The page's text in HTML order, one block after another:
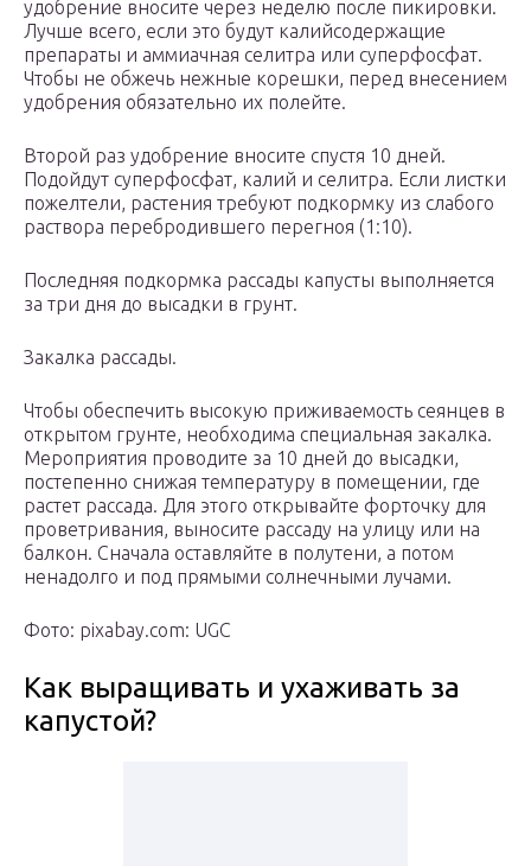
удобрение вносите через неделю после пикировки.
Лучше всего, если это будут калийсодержащие
препараты и аммиачная селитра или суперфосфат.
Чтобы не обжечь нежные корешки, перед внесением
удобрения обязательно их полейте.
Второй раз удобрение вносите спустя 10 дней.
Подойдут суперфосфат, калий и селитра. Если листки
пожелтели, растения требуют подкормку из слабого
раствора перебродившего перегноя (1:10).
Последняя подкормка рассады капусты выполняется
за три дня до высадки в грунт.
Закалка рассады.
Чтобы обеспечить высокую приживаемость сеянцев в
открытом грунте, необходима специальная закалка.
Мероприятия проводите за 10 дней до высадки,
постепенно снижая температуру в помещении, где
растет рассада. Для этого открывайте форточку для
проветривания, выносите рассаду на улицу или на
балкон. Сначала оставляйте в полутени, а потом
ненадолго и под прямыми солнечными лучами.
Фото: pixabay.com: UGC
Как выращивать и ухаживать за
капустой?